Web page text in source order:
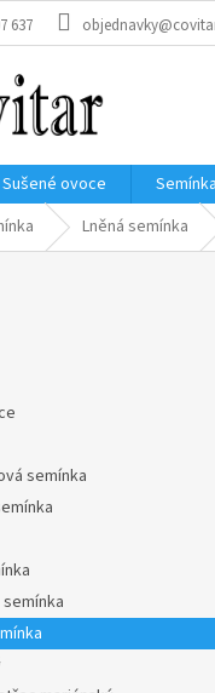
637
Sušené ovoce Semínka
Lněná semínka
semínka